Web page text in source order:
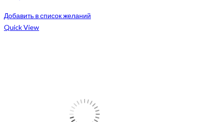
Добавить в список желаний
Quick View